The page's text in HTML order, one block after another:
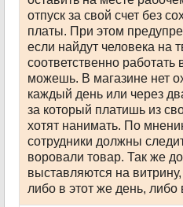
отпуск за свой счет без
платы. При этом
если найдут человека на
соответственно работать
можешь. В магазине нет
каждый день или через
за который платишь из
хотят нанимать. По
сотрудники должны
воровали товар. Так же
выставляются на
либо в этот же день, либо